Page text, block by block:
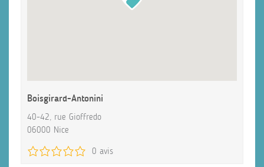
Boisgirard-Antonini
40-42, rue Gioffredo
06000 Nice
0 avis